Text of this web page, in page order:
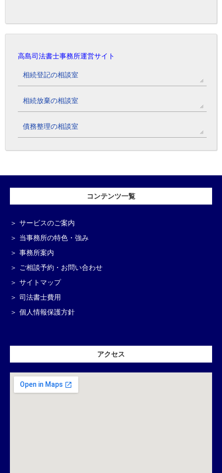
高島司法書士事務所運営サイト
相続登記の相談室
相続放棄の相談室
債務整理の相談室
コンテンツ一覧
サービスのご案内
当事務所の特色・強み
事務所案内
ご相談予約・お問い合わせ
サイトマップ
司法書士費用
個人情報保護方針
アクセス